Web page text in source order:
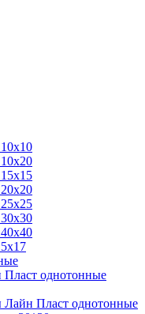
однотонные
Лайн Пласт однотонные